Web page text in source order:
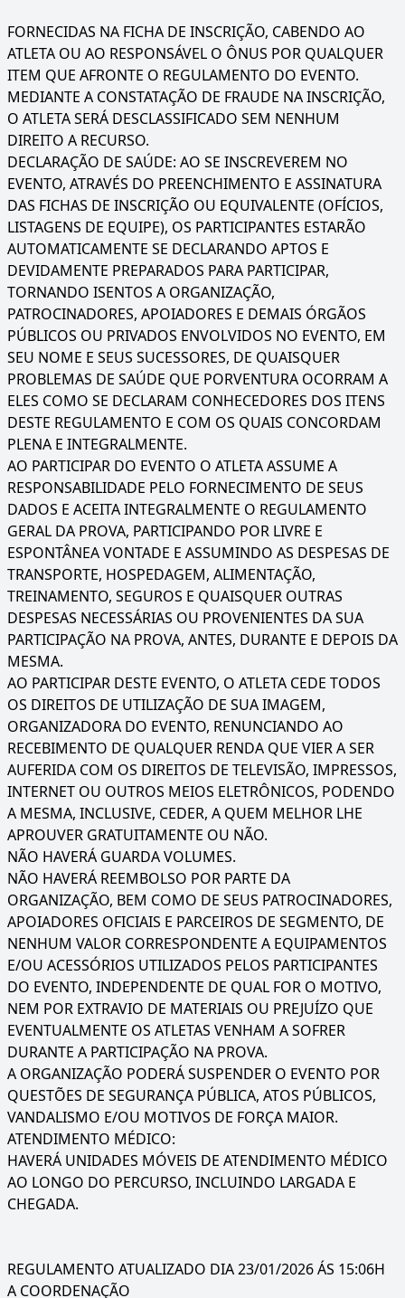
FORNECIDAS NA FICHA DE INSCRIÇÃO, CABENDO AO
ATLETA OU AO RESPONSÁVEL O ÔNUS POR QUALQUER
ITEM QUE AFRONTE O REGULAMENTO DO EVENTO.
MEDIANTE A CONSTATAÇÃO DE FRAUDE NA INSCRIÇÃO,
O ATLETA SERÁ DESCLASSIFICADO SEM NENHUM
DIREITO A RECURSO.
DECLARAÇÃO DE SAÚDE: AO SE INSCREVEREM NO
EVENTO, ATRAVÉS DO PREENCHIMENTO E ASSINATURA
DAS FICHAS DE INSCRIÇÃO OU EQUIVALENTE (OFÍCIOS,
LISTAGENS DE EQUIPE), OS PARTICIPANTES ESTARÃO
AUTOMATICAMENTE SE DECLARANDO APTOS E
DEVIDAMENTE PREPARADOS PARA PARTICIPAR,
TORNANDO ISENTOS A ORGANIZAÇÃO,
PATROCINADORES, APOIADORES E DEMAIS ÓRGÃOS
PÚBLICOS OU PRIVADOS ENVOLVIDOS NO EVENTO, EM
SEU NOME E SEUS SUCESSORES, DE QUAISQUER
PROBLEMAS DE SAÚDE QUE PORVENTURA OCORRAM A
ELES COMO SE DECLARAM CONHECEDORES DOS ITENS
DESTE REGULAMENTO E COM OS QUAIS CONCORDAM
PLENA E INTEGRALMENTE.
AO PARTICIPAR DO EVENTO O ATLETA ASSUME A
RESPONSABILIDADE PELO FORNECIMENTO DE SEUS
DADOS E ACEITA INTEGRALMENTE O REGULAMENTO
GERAL DA PROVA, PARTICIPANDO POR LIVRE E
ESPONTÂNEA VONTADE E ASSUMINDO AS DESPESAS DE
TRANSPORTE, HOSPEDAGEM, ALIMENTAÇÃO,
TREINAMENTO, SEGUROS E QUAISQUER OUTRAS
DESPESAS NECESSÁRIAS OU PROVENIENTES DA SUA
PARTICIPAÇÃO NA PROVA, ANTES, DURANTE E DEPOIS DA
MESMA.
AO PARTICIPAR DESTE EVENTO, O ATLETA CEDE TODOS
OS DIREITOS DE UTILIZAÇÃO DE SUA IMAGEM,
ORGANIZADORA DO EVENTO, RENUNCIANDO AO
RECEBIMENTO DE QUALQUER RENDA QUE VIER A SER
AUFERIDA COM OS DIREITOS DE TELEVISÃO, IMPRESSOS,
INTERNET OU OUTROS MEIOS ELETRÔNICOS, PODENDO
A MESMA, INCLUSIVE, CEDER, A QUEM MELHOR LHE
APROUVER GRATUITAMENTE OU NÃO.
NÃO HAVERÁ GUARDA VOLUMES.
NÃO HAVERÁ REEMBOLSO POR PARTE DA
ORGANIZAÇÃO, BEM COMO DE SEUS PATROCINADORES,
APOIADORES OFICIAIS E PARCEIROS DE SEGMENTO, DE
NENHUM VALOR CORRESPONDENTE A EQUIPAMENTOS
E/OU ACESSÓRIOS UTILIZADOS PELOS PARTICIPANTES
DO EVENTO, INDEPENDENTE DE QUAL FOR O MOTIVO,
NEM POR EXTRAVIO DE MATERIAIS OU PREJUÍZO QUE
EVENTUALMENTE OS ATLETAS VENHAM A SOFRER
DURANTE A PARTICIPAÇÃO NA PROVA.
A ORGANIZAÇÃO PODERÁ SUSPENDER O EVENTO POR
QUESTÕES DE SEGURANÇA PÚBLICA, ATOS PÚBLICOS,
VANDALISMO E/OU MOTIVOS DE FORÇA MAIOR.
ATENDIMENTO MÉDICO:
HAVERÁ UNIDADES MÓVEIS DE ATENDIMENTO MÉDICO
AO LONGO DO PERCURSO, INCLUINDO LARGADA E
CHEGADA.
REGULAMENTO ATUALIZADO DIA 23/01/2026 ÁS 15:06H
A COORDENAÇÃO